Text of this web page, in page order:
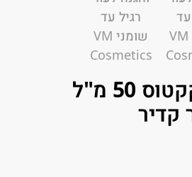
סרום אקווה קקטוס 50 מ"ל